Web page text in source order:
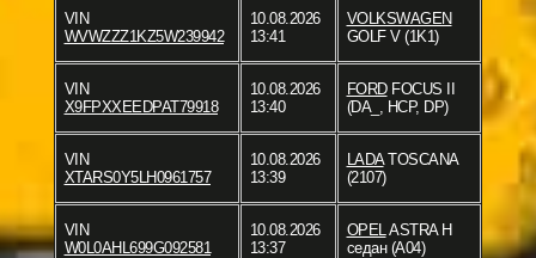
VIN
WVWZZZ1KZ5W239942
10.08.2026
13:41
VOLKSWAGEN
GOLF V (1K1)
VIN
X9FPXXEEDPAT79918
10.08.2026
13:40
FORDFOCUS II
(DA_, HCP, DP)
VIN
XTARS0Y5LH0961757
10.08.2026
13:39
LADATOSCANA
(2107)
VIN
W0L0AHL699G092581
10.08.2026
13:37
OPEL ASTRA H
седан (A04)